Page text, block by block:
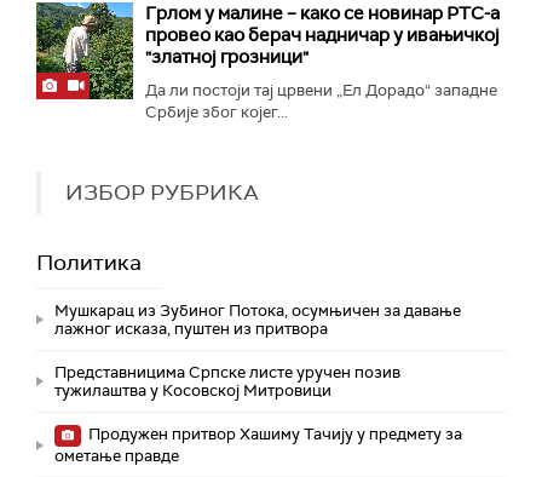
Грлом у малине – како се новинар РТС-а
провео као берач надничар у ивањичкој
"златној грозници"
Да ли постоји тај црвени „Ел Дорадо“ западне
Србије због којег...
ИЗБОР РУБРИКА
Политика
Мушкарац из Зубиног Потока, осумњичен за давање
лажног исказа, пуштен из притвора
Представницима Српске листе уручен позив
тужилаштва у Косовској Митровици
Продужен притвор Хашиму Тачију у предмету за
ометање правде